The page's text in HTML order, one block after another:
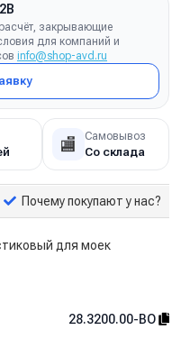
закрывающие
для компаний и
info@shop-avd.ru
🏬 Самовывоз
Со склада
Почему покупают у нас?
для моек
28.3200.00-ВО